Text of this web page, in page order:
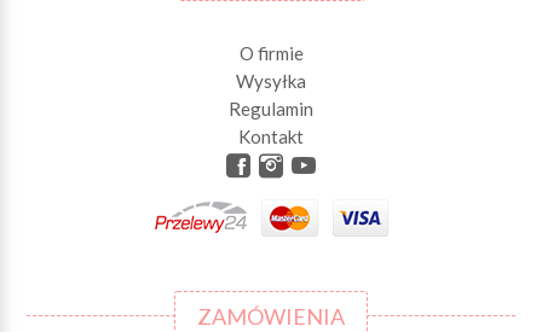
O firmie
Wysyłka
Regulamin
Kontakt
ZAMÓWIENIA